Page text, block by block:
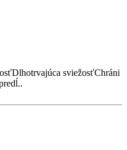
sviežosťChráni